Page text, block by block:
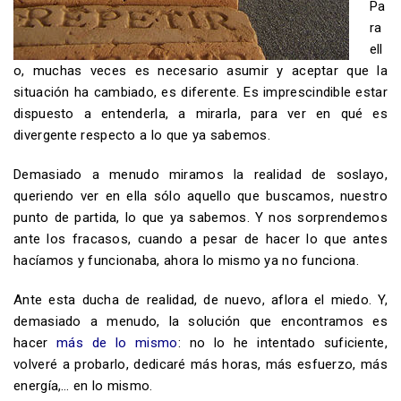
Pa
ra
ell
o, muchas veces es necesario asumir y aceptar que la
situación ha cambiado, es diferente. Es imprescindible estar
dispuesto a entenderla, a mirarla, para ver en qué es
divergente respecto a lo que ya sabemos.
Demasiado a menudo miramos la realidad de soslayo,
queriendo ver en ella sólo aquello que buscamos, nuestro
punto de partida, lo que ya sabemos. Y nos sorprendemos
ante los fracasos, cuando a pesar de hacer lo que antes
hacíamos y funcionaba, ahora lo mismo ya no funciona.
Ante esta ducha de realidad, de nuevo, aflora el miedo. Y,
demasiado a menudo, la solución que encontramos es
hacermás de lo mismo: no lo he intentado suficiente,
volveré a probarlo, dedicaré más horas, más esfuerzo, más
energía,… en lo mismo.